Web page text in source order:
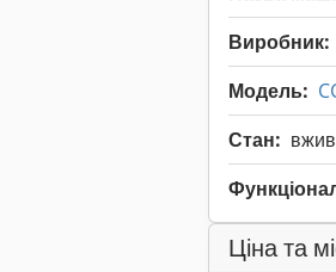
Виробник:
Модель:
Стан:
Ціна та